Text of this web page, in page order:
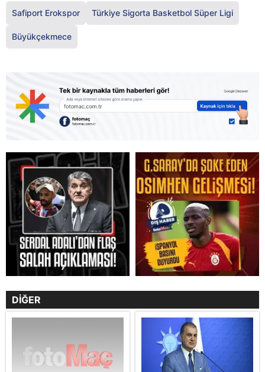
Safiport Erokspor Türkiye Sigorta Basketbol Süper Ligi
Büyükçekmece
DİĞER